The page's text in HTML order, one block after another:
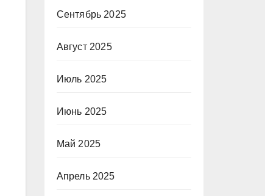
Сентябрь 2025
Август 2025
Июль 2025
Июнь 2025
Май 2025
Апрель 2025